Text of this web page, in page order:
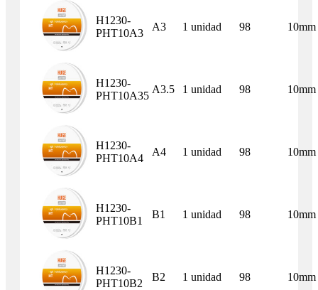
H1230-
PHT10A3
A3 1 unidad 98 10mm
H1230-
PHT10A35
A3.5 1 unidad 98 10mm
H1230-
PHT10A4
A4 1 unidad 98 10mm
H1230-
PHT10B1
B1 1 unidad 98 10mm
H1230-
PHT10B2
B2 1 unidad 98 10mm